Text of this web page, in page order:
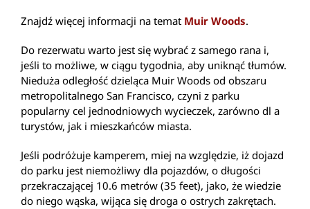
Znajdź więcej informacji na temat Muir Woods.
Do rezerwatu warto jest się wybrać z samego rana i,
jeśli to możliwe, w ciągu tygodnia, aby uniknąć tłumów.
Nieduża odległość dzieląca Muir Woods od obszaru
metropolitalnego San Francisco, czyni z parku
popularny cel jednodniowych wycieczek, zarówno dl a
turystów, jak i mieszkańców miasta.
Jeśli podróżuje kamperem, miej na względzie, iż dojazd
do parku jest niemożliwy dla pojazdów, o długości
przekraczającej 10.6 metrów (35 feet), jako, że wiedzie
do niego wąska, wijąca się droga o ostrych zakrętach.